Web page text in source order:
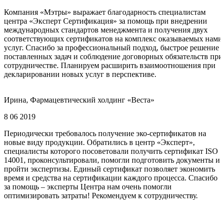
Компания «Мэтры» выражает благодарность специалистам
центра «Эксперт Сертификация» за помощь при внедрении
международных стандартов менеджмента и получения двух
соответствующих сертификатов на комплекс оказываемых
услуг. Спасибо за профессиональный подход, быстрое решение
поставленных задач и соблюдение договорных обязательств
сотрудничестве. Планируем расширить взаимоотношения при
декларировании новых услуг в перспективе.
Ирина, Фармацевтический холдинг «Веста»
8 06 2019
Периодически требовалось получение эко-сертификатов на
новые виду продукции. Обратились в центр «Эксперт»,
специалисты которого посоветовали получить сертификат ISO
14001, проконсультировали, помогли подготовить документы и
пройти экспертизы. Единый сертификат позволяет экономить
время и средства на сертификации каждого процесса. Спасибо
за помощь – эксперты Центра нам очень помогли
оптимизировать затраты! Рекомендуем к сотрудничеству.